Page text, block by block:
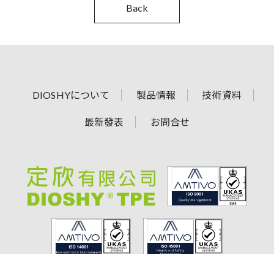
Back
DIOSHYについて 製品情報 技術資料
最新發表 お問合せ